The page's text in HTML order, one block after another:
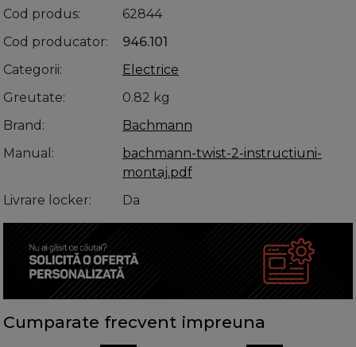
Cod produs
62844
Cod producator
946.101
Categorii
Electrice
Greutate
0.82 kg
Brand
Bachmann
Manual
bachmann-twist-2-instructiuni-
montaj.pdf
Livrare locker
Da
Cumparate frecvent impreuna